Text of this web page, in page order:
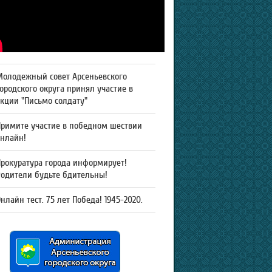
совет Арсеньевского
округа принял участие в
"Письмо солдату"
участие в победном шествии
города информирует!
будьте бдительны!
тест. 75 лет Победа! 1945-2020.